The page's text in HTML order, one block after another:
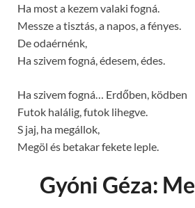
Ha most a kezem valaki fogná.
Messze a tisztás, a napos, a fényes.
De odaérnénk,
Ha szivem fogná, édesem, édes.
Ha szivem fogná… Erdőben, ködben
Futok halálig, futok lihegve.
S jaj, ha megállok,
Megöl és betakar fekete leple.
Gyóni Géza: